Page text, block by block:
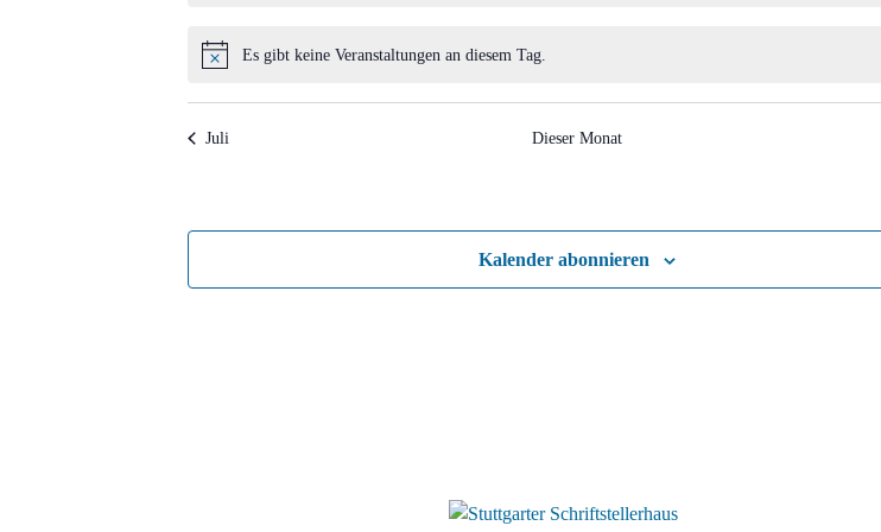
Hinweis
Es gibt keine Veranstaltungen an diesem Tag.
Juli Dieser Monat
Kalender abonnieren